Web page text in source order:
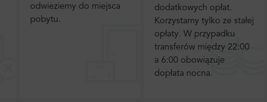
odwieziemy do miejsca
pobytu.
dodatkowych opłat.
Korzystamy tylko ze stałej
opłaty. W przypadku
transferów między 22:00
a 6:00 obowiązuje
dopłata nocna.